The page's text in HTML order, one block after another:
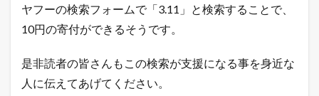
ツ
イ
ー
中
売
ヤフーの検索フォームで「3.11」と検索することで、
10円の寄付ができるそうです。
是非読者の皆さんもこの検索が支援になる事を身近な
人に伝えてあげてください。